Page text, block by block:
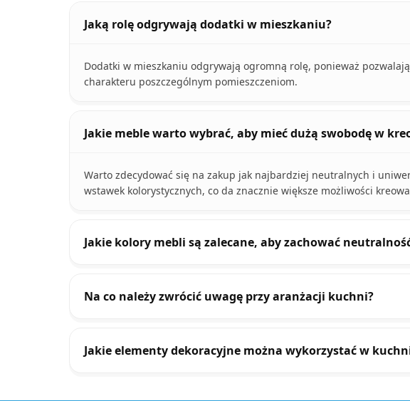
Jaką rolę odgrywają dodatki w mieszkaniu?
Dodatki w mieszkaniu odgrywają ogromną rolę, ponieważ
charakteru poszczególnym pomieszczeniom.
Jakie meble warto wybrać, aby mieć dużą swobodę w
Warto zdecydować się na zakup jak najbardziej neutralnych i
wstawek kolorystycznych, co da znacznie większe możliwości
Jakie kolory mebli są zalecane, aby zachować
Na co należy zwrócić uwagę przy aranżacji kuchni?
Jakie elementy dekoracyjne można wykorzystać w